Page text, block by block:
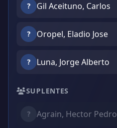
? Gil Aceituno, Carlos
? Oropel, Eladio Jose
? Luna, Jorge Alberto
SUPLENTES
? Agrain, Hector Pedro